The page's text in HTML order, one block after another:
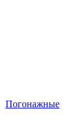
Погонажные